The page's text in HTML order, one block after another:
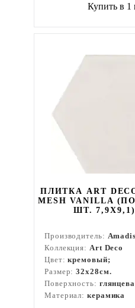
Купить в 1
ПЛИТКА ART
MESH VANILLA
ШТ. 7,9X9,1)
Производитель:
Коллекция: Art Deco
Цвет:кремовый;
Размер:32x28см.
Поверхность:
Материал: керамика